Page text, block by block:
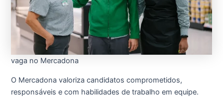
vaga no Mercadona
O Mercadona valoriza candidatos comprometidos,
responsáveis e com habilidades de trabalho em equipe.